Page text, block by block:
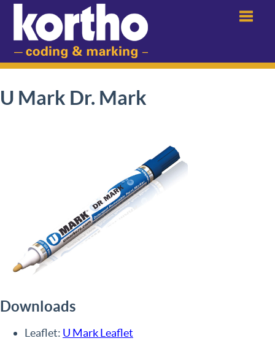
U Mark Dr. Mark
Downloads
Leaflet: U Mark Leaflet